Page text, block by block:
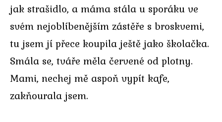
jak strašidlo, a máma stála u sporáku ve
svém nejoblíbenějším zástěře s broskvemi,
tu jsem jí přece koupila ještě jako školačka.
Smála se, tváře měla červené od plotny.
Mami, nechej mě aspoň vypít kafe,
zakňourala jsem.